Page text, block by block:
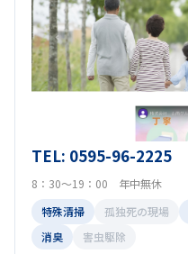
TEL: 0595-96-2225
8：30～19：00 年中無休
特殊清掃
孤独死の現場
消臭
害虫駆除